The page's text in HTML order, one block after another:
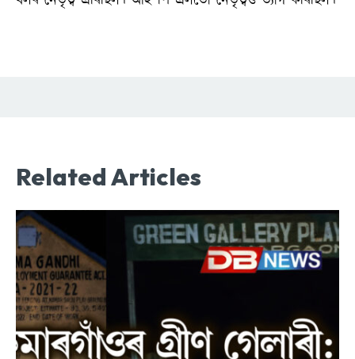
Related Articles